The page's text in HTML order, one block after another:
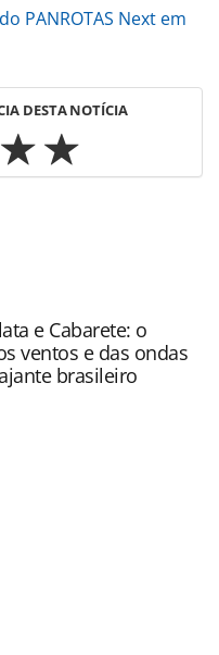
PANROTAS Next em
DESTA NOTÍCIA
destinos/2026/06/
no-brasil-e-destaca-
as ferramentas
produzido pela
legislação brasileira
o conteúdo sem
e Cabarete: o
ventos e das ondas
brasileiro